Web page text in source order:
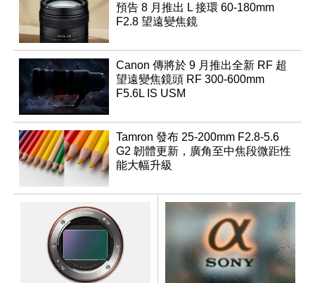
預告 8 月推出 L 接環 60-180mm
F2.8 望遠變焦鏡
Canon 傳將於 9 月推出全新 RF 超
望遠變焦鏡頭 RF 300-600mm
F5.6L IS USM
Tamron 發布 25-200mm F2.8-5.6
G2 韌體更新，廣角至中焦段微距性
能大幅升級